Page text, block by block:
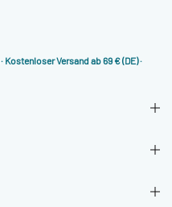
· Kostenloser Versand ab 69 € (DE) ·